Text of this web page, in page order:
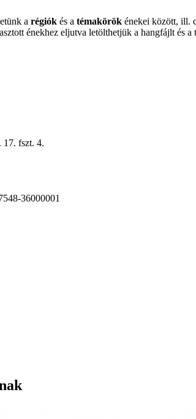
a régiók és a témakörök énekei között, ill.
énekhez eljutva letölthetjük a hangfájlt és a
17. fszt. 4.
36000001